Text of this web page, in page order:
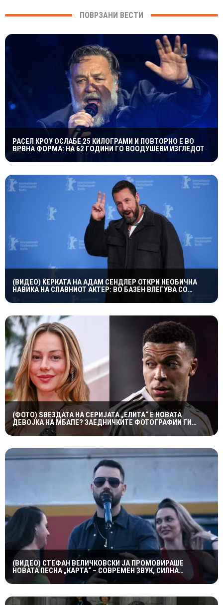
ПОВРЗАНИ ВЕСТИ
РАСЕЛ КРОУ ОСЛАБЕ 25 КИЛОГРАМИ И ПОВТОРНО Е ВО
ВРВНА ФОРМА: НА 62 ГОДИНИ ГО ВООДУШЕВИ ИЗГЛЕДОТ
(ВИДЕО) ЌЕРКАТА НА АДАМ СЕНДЛЕР ОТКРИ НЕОБИЧНА
НАВИКА НА СЛАВНИОТ АКТЕР: ВО БАЗЕН ВЛЕГУВА СО
(ФОТО) ЅВЕЗДАТА НА СЕРИЈАТА „ЕЛИТА“ Е НОВАТА
ДЕВОЈКА НА МБАПЕ? ЗАЕДНИЧКИТЕ ФОТОГРАФИИ ГИ
РАЗГОРЕА ГЛАСИНИТЕ
(ВИДЕО) СТЕФАН ВЕЛИЧКОВСКИ ЈА ПРОМОВИРАШЕ
НОВАТА ПЕСНА „КАРТА“ – СОВРЕМЕН ЗВУК, СИЛНА
ЕМОЦИЈА И ВПЕЧАТЛИВ ВИДЕОСПОТ